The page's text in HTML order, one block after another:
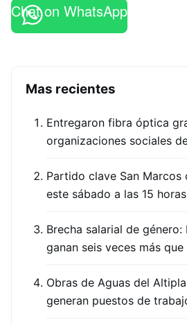
Chat on WhatsApp
Mas recientes
Entregaron fibra óptica
organizaciones sociales
Partido clave San Marcos
este sábado a las 15
Brecha salarial de género:
ganan seis veces más
Obras de Aguas del
generan puestos de